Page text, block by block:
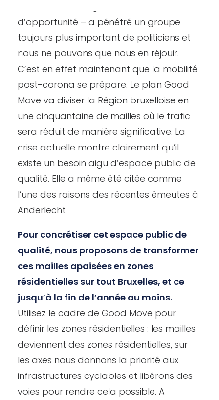
d’opportunité – a pénétré un groupe
toujours plus important de politiciens et
nous ne pouvons que nous en réjouir.
C’est en effet maintenant que la mobilité
post-corona se prépare. Le plan Good
Move va diviser la Région bruxelloise en
une cinquantaine de mailles où le trafic
sera réduit de manière significative. La
crise actuelle montre clairement qu’il
existe un besoin aigu d’espace public de
qualité. Elle a même été citée comme
l’une des raisons des récentes émeutes à
Anderlecht.
Pour concrétiser cet espace public de
qualité, nous proposons de transformer
ces mailles apaisées en zones
résidentielles sur tout Bruxelles, et ce
jusqu’à la fin de l’année au moins.
Utilisez le cadre de Good Move pour
définir les zones résidentielles : les mailles
deviennent des zones résidentielles, sur
les axes nous donnons la priorité aux
infrastructures cyclables et libérons des
voies pour rendre cela possible. A